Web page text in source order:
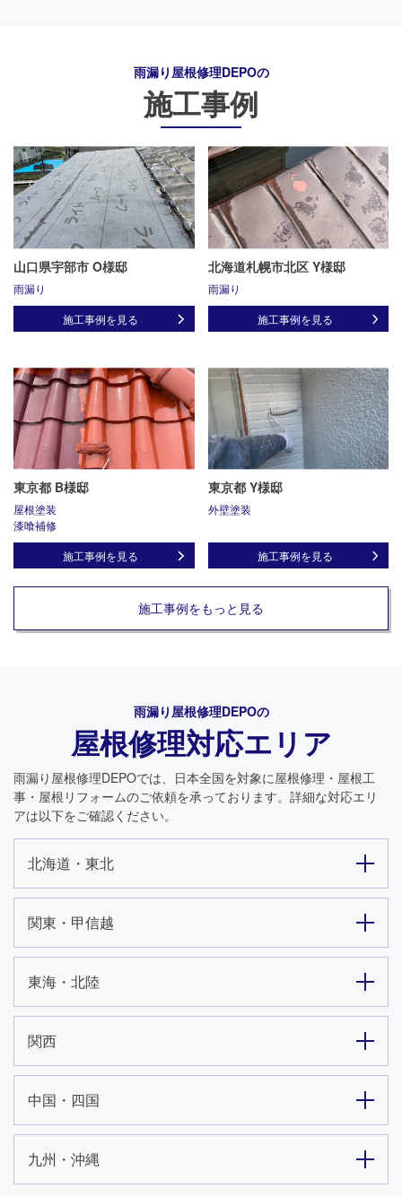
雨漏り屋根修理DEPOの
施工事例
山口県宇部市 O様邸
雨漏り
施工事例を見る
北海道札幌市北区 Y様邸
雨漏り
施工事例を見る
東京都 B様邸
屋根塗装
漆喰補修
施工事例を見る
東京都 Y様邸
外壁塗装
施工事例を見る
施工事例をもっと見る
雨漏り屋根修理DEPOの
屋根修理対応エリア
雨漏り屋根修理DEPOでは、日本全国を対象に屋根修理・屋根工
事・屋根リフォームのご依頼を承っております。詳細な対応エリ
アは以下をご確認ください。
北海道・東北
関東・甲信越
東海・北陸
関西
中国・四国
九州・沖縄